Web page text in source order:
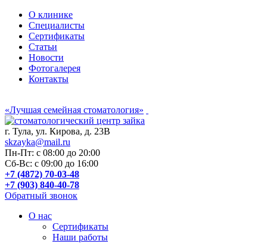
О клинике
Специалисты
Сертификаты
Статьи
Новости
Фотогалерея
Контакты
«Лучшая семейная стоматология»
г. Тула, ул. Кирова, д. 23В
skzayka@mail.ru
Пн-Пт: с 08:00 до 20:00
Сб-Вс: с 09:00 до 16:00
+7 (4872) 70-03-48
+7 (903) 840-40-78
Обратный звонок
О нас
Сертификаты
Наши работы